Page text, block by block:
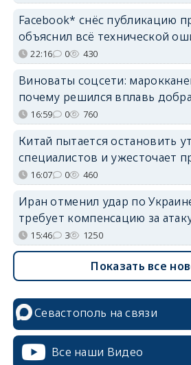
Facebook* снёс публикацию
объяснил всё технической
22:16 0 430
Виноваты соцсети:
почему решился вплавь
16:59 0 760
Китай пытается остановить
специалистов и ужесточает
16:07 0 460
Иран отменил удар по
требует компенсацию за
15:46 3 1250
Показать все
Севастополь на связи
Все наши Видео